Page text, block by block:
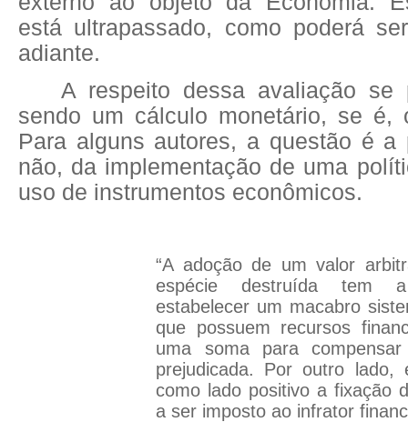
está ultrapassado, como poderá
adiante.
A respeito dessa avaliação se
sendo um cálculo monetário, se é,
Para alguns autores, a questão é a
não, da implementação de uma
uso de instrumentos econômicos.
“A adoção de um valor
espécie destruída tem
estabelecer um macabro
que possuem recursos
uma soma para
prejudicada. Por outro lado,
como lado positivo a fixação
a ser imposto ao infrator